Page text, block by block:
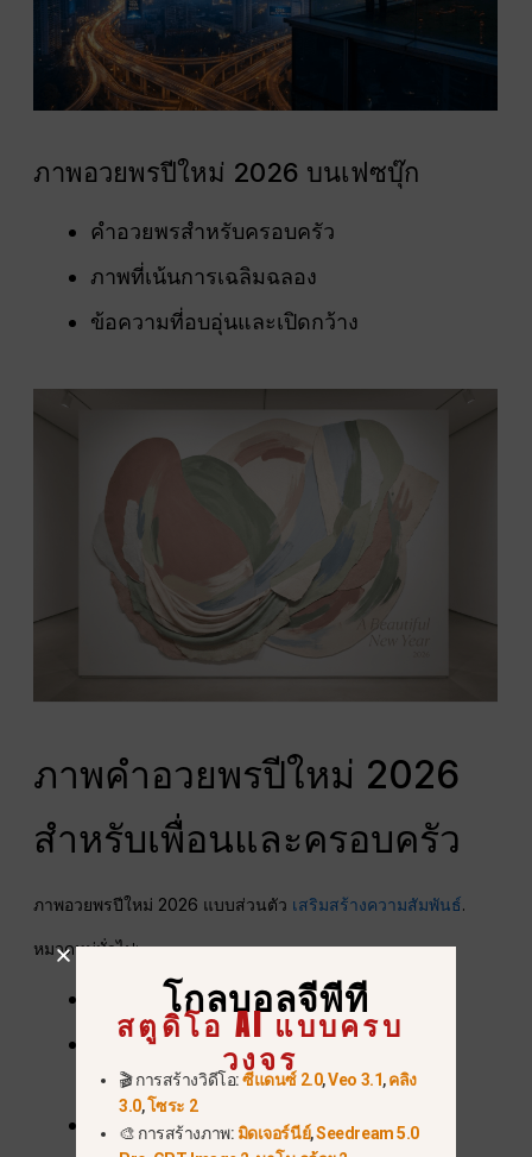
ภาพอวยพรปีใหม่ 2026 บนเฟซบุ๊ก
คำอวยพรสำหรับครอบครัว
ภาพที่เน้นการเฉลิมฉลอง
ข้อความที่อบอุ่นและเปิดกว้าง
ภาพคำอวยพรปีใหม่ 2026
สำหรับเพื่อนและครอบครัว
ภาพอวยพรปีใหม่ 2026 แบบส่วนตัว เสริมสร้างความสัมพันธ์.
หมวดหมู่ทั่วไป:
คำอวยพรที่เป็นมิตรสำหรับเพื่อนสนิท
ข้อความอบอุ่นและให้เกียรติสำหรับ
ครอบครัว
คำคมรักและอารมณ์สำหรับคู่รัก
โกลบอลจีพีที
สตูดิโอ AI แบบครบ
วงจร
🎬 การสร้างวิดีโอ:ซีแดนซ์ 2.0,Veo 3.1,คลิง
3.0,โซระ 2
🎨 การสร้างภาพ: มิดเจอร์นีย์,Seedream 5.0